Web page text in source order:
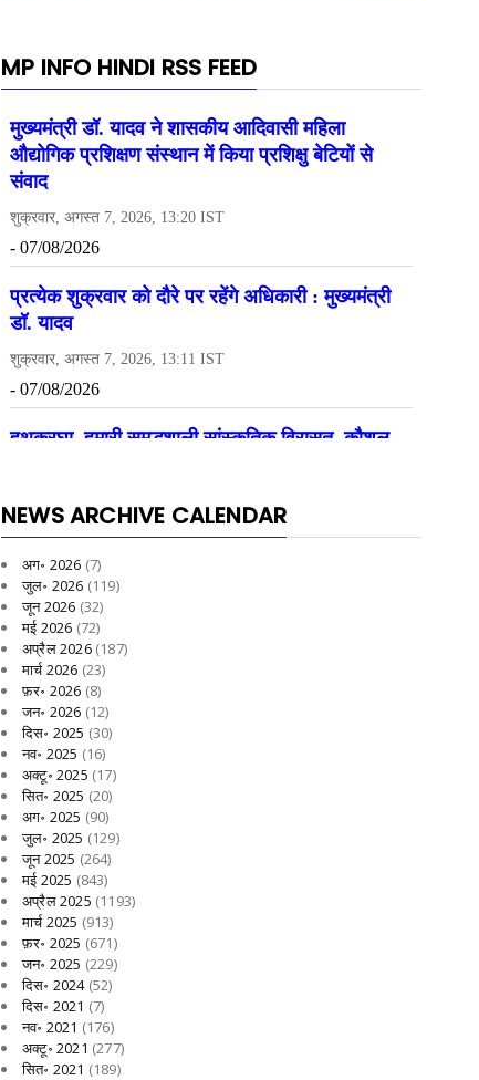
MP INFO HINDI RSS FEED
NEWS ARCHIVE CALENDAR
अग॰ 2026 (7)
जुल॰ 2026 (119)
जून 2026 (32)
मई 2026 (72)
अप्रैल 2026(187)
मार्च 2026 (23)
फ़र॰ 2026 (8)
जन॰ 2026 (12)
दिस॰ 2025 (30)
नव॰ 2025 (16)
अक्टू॰ 2025 (17)
सित॰ 2025 (20)
अग॰ 2025 (90)
जुल॰ 2025 (129)
जून 2025 (264)
मई 2025 (843)
अप्रैल 2025 (1193)
मार्च 2025 (913)
फ़र॰ 2025 (671)
जन॰ 2025 (229)
दिस॰ 2024(52)
दिस॰ 2021 (7)
नव॰ 2021 (176)
अक्टू॰ 2021 (277)
सित॰ 2021 (189)